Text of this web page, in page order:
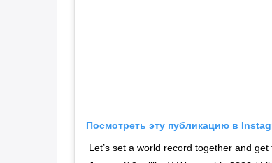
Посмотреть эту публикацию в
Let’s set a world record together and